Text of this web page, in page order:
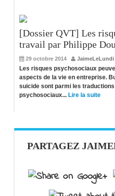
[Dossier QVT] Les
travail par Philippe
29 octobre 2014 JaimeLeLundi
Les risques psychosociaux
aspects de la vie en entreprise.
suicide sont parmi les
psychosociaux... Lire la suite
PARTAGEZ